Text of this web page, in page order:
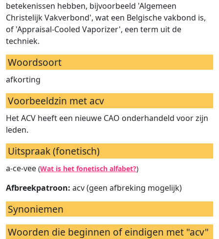
betekenissen hebben, bijvoorbeeld 'Algemeen
Christelijk Vakverbond', wat een Belgische vakbond is,
of 'Appraisal-Cooled Vaporizer', een term uit de
techniek.
Woordsoort
afkorting
Voorbeeldzin met acv
Het ACV heeft een nieuwe CAO onderhandeld voor zijn
leden.
Uitspraak (fonetisch)
a-ce-vee (Wat is het fonetisch alfabet?)
Afbreekpatroon: acv (geen afbreking mogelijk)
Synoniemen
Woorden die beginnen of eindigen met "acv"